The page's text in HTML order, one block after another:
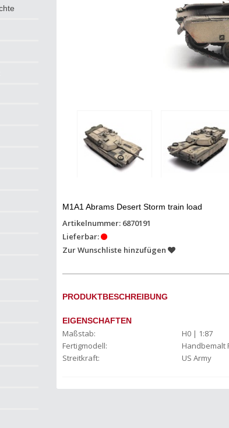
M1A1 Abrams Desert Storm train load
Artikelnummer: 6870191
Lieferbar:
Zur Wunschliste hinzufügen
PRODUKTBESCHREIBUNG
EIGENSCHAFTEN
Maßstab:
H0 | 1:87
Fertigmodell:
Handbemalt
Streitkraft:
US Army